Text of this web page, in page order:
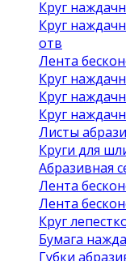
Круг
Круг
отв
Лента
Круг
Круг
Круг
Листы
Круги для
Абразивная
Лента
Лента
Круг
Бумага
Губки